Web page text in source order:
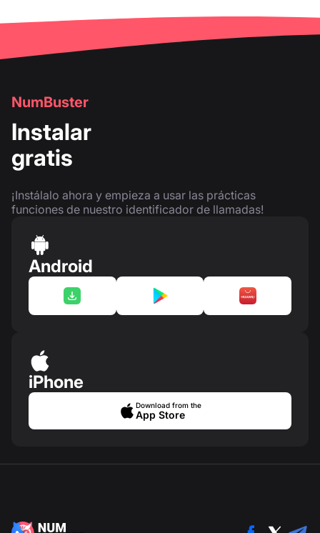
NumBuster
Instalar
gratis
¡Instálalo ahora y empieza a usar las prácticas
funciones de nuestro identificador de llamadas!
Android
iPhone
Download from the
App Store